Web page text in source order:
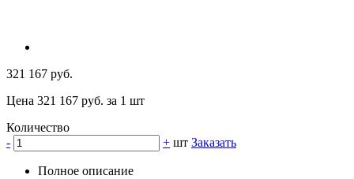
321 167 руб.
Цена 321 167 руб. за 1 шт
Количество
-
+ шт Заказать
Полное описание